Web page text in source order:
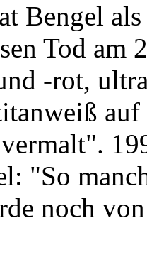
Bengel
Tod am
-rot,
"So
noch